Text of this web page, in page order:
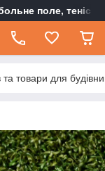
поле,
товари для